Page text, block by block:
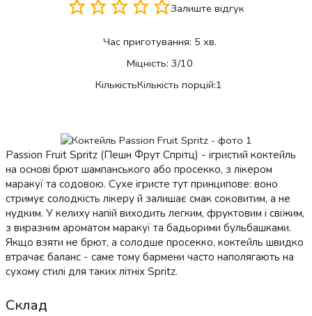
Залиште відгук
Час приготування: 5 хв.
Міцність: 3/10
КількістьКількість порцій:1
Passion Fruit Spritz (Пешн Фрут Спрітц) - ігристий коктейль
на основі брют шампанського або просекко, з лікером
маракуї та содовою. Сухе ігристе тут принципове: воно
стримує солодкість лікеру й залишає смак соковитим, а не
нудким. У келиху напій виходить легким, фруктовим і свіжим,
з виразним ароматом маракуї та бадьорими бульбашками.
Якщо взяти не брют, а солодше просекко, коктейль швидко
втрачає баланс - саме тому бармени часто наполягають на
сухому стилі для таких літніх Spritz.
Склад